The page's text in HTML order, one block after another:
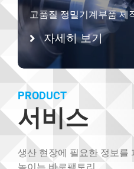
고품질 정밀기계부품 제
자세히 보기
PRODUCT
서비스
생산 현장에 필요한 정보를